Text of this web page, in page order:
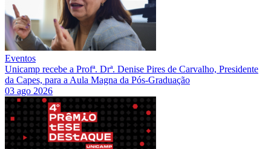
Eventos
Unicamp recebe a Profª. Drª. Denise Pires de Carvalho, Presidente
da Capes, para a Aula Magna da Pós-Graduação
03 ago 2026